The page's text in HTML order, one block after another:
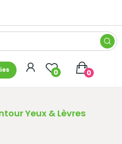
0 0
Yeux & Lèvres